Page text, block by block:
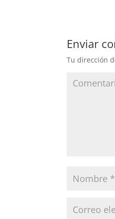
Enviar
Tu dirección